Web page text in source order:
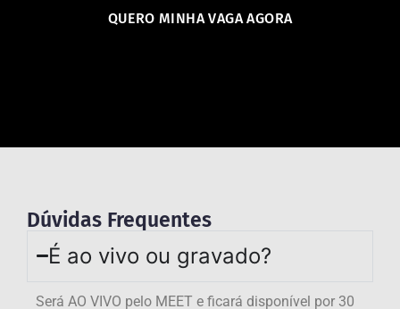
QUERO MINHA VAGA AGORA
Dúvidas Frequentes
É ao vivo ou gravado?
Será AO VIVO pelo MEET e ficará disponível por 30